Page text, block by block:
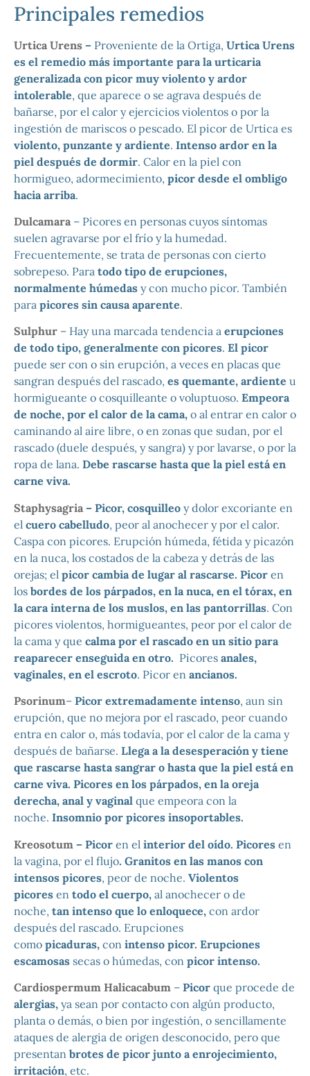
Principales remedios
Urtica Urens – Proveniente de la Ortiga, Urtica Urens
es el remedio más importante para la urticaria
generalizada con picor muy violento y ardor
intolerable, que aparece o se agrava después de
bañarse, por el calor y ejercicios violentos o por la
ingestión de mariscos o pescado. El picor de Urtica es
violento, punzante y ardiente. Intenso ardor en la
piel después de dormir. Calor en la piel con
hormigueo, adormecimiento, picor desde el ombligo
hacia arriba.
Dulcamara – Picores en personas cuyos síntomas
suelen agravarse por el frío y la humedad.
Frecuentemente, se trata de personas con cierto
sobrepeso. Para todo tipo de erupciones,
normalmente húmedas y con mucho picor. También
para picores sin causa aparente.
Sulphur – Hay una marcada tendencia a erupciones
de todo tipo, generalmente con picores. El picor
puede ser con o sin erupción, a veces en placas que
sangran después del rascado, es quemante, ardiente u
hormigueante o cosquilleante o voluptuoso. Empeora
de noche, por el calor de la cama, o al entrar en calor o
caminando al aire libre, o en zonas que sudan, por el
rascado (duele después, y sangra) y por lavarse, o por la
ropa de lana. Debe rascarse hasta que la piel está en
carne viva.
Staphysagria – Picor, cosquilleo y dolor excoriante en
el cuero cabelludo, peor al anochecer y por el calor.
Caspa con picores. Erupción húmeda, fétida y picazón
en la nuca, los costados de la cabeza y detrás de las
orejas; el picor cambia de lugar al rascarse. Picor en
los bordes de los párpados, en la nuca, en el tórax, en
la cara interna de los muslos, en las pantorrillas. Con
picores violentos, hormigueantes, peor por el calor de
la cama y que calma por el rascado en un sitio para
reaparecer enseguida en otro. Picores anales,
vaginales, en el escroto. Picor en ancianos.
Psorinum– Picor extremadamente intenso, aun sin
erupción, que no mejora por el rascado, peor cuando
entra en calor o, más todavía, por el calor de la cama y
después de bañarse. Llega a la desesperación y tiene
que rascarse hasta sangrar o hasta que la piel está en
carne viva. Picores en los párpados, en la oreja
derecha, anal y vaginal que empeora con la
noche. Insomnio por picores insoportables.
Kreosotum – Picor en el interior del oído. Picores en
la vagina, por el flujo. Granitos en las manos con
intensos picores, peor de noche. Violentos
picores en todo el cuerpo, al anochecer o de
noche, tan intenso que lo enloquece, con ardor
después del rascado. Erupciones
como picaduras, con intenso picor. Erupciones
escamosas secas o húmedas, con picor intenso.
Cardiospermum Halicacabum – Picor que procede de
alergias, ya sean por contacto con algún producto,
planta o demás, o bien por ingestión, o sencillamente
ataques de alergia de origen desconocido, pero que
presentan brotes de picor junto a enrojecimiento,
irritación, etc.